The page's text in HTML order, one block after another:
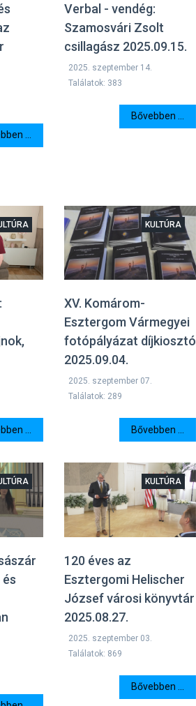
...
Verbal - vendég:
Szamosvári Zsolt
csillagász 2025.09.15.
2025. szeptember 14.
Találatok: 383
Bővebben ...
...
XV. Komárom-
Esztergom Vármegyei
fotópályázat díjkiosztó
2025.09.04.
KULTÚRA
2025. szeptember 07.
Találatok: 289
Bővebben ...
120 éves az
Esztergomi Helischer
József városi könyvtár
2025.08.27.
KULTÚRA
2025. szeptember 03.
Találatok: 869
Bővebben ...